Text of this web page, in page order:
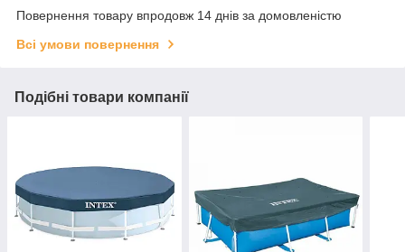
Повернення товару впродовж 14 днів за домовленістю
Всі умови повернення
Подібні товари компанії